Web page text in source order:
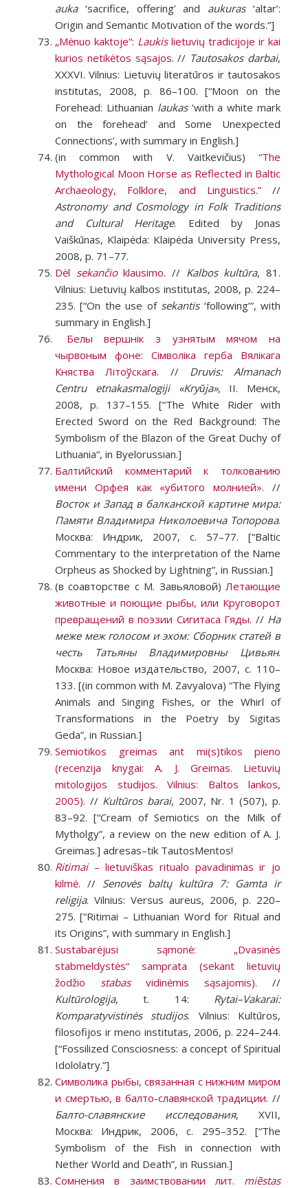
auka‘sacrifice, offering’ and aukuras‘altar’:
Origin and Semantic Motivation of the words.“]
„Mėnuo kaktoje“: Laukislietuvių tradicijoje ir kai
kurios netikėtos sąsajos. // Tautosakos darbai,
XXXVI. Vilnius: Lietuvių literatūros ir tautosakos
institutas, 2008, p. 86–100. [“Moon on the
Forehead: Lithuanian laukas‘with a white mark
on the forehead’ and Some Unexpected
Connections’, with summary in English.]
(in common with V. Vaitkevičius) “The
Mythological Moon Horse as Reflected in Baltic
Archaeology, Folklore, and Linguistics.”//
Astronomy and Cosmology in Folk Traditions
and Cultural Heritage. Edited by Jonas
Vaiškūnas, Klaipėda: Klaipėda University Press,
2008, p. 71–77.
Dėl sekančioklausimo. // Kalbos kultūra, 81.
Vilnius: Lietuvių kalbos institutas, 2008, p. 224–
235. [“On the use of sekantis‘following’”, with
summary in English.]
Белы вершнiк з узнятым мячом на
чырвоным фоне: Сiмволiка герба Вялiкага
Княства Лiтоўскага. // Druvis: Almanach
Centru etnakasmalogiji «Kryǔja», II. Менск,
2008, p. 137–155. [“The White Rider with
Erected Sword on the Red Background: The
Symbolism of the Blazon of the Great Duchy of
Lithuania“, in Byelorussian.]
Балтийский комментарий к толкованию
имени Орфея как «убитого молнией». //
Восток и Запад в балканской картине мира:
Памяти Владимира Николоевича Топорова.
Москва: Индрик, 2007, с. 57–77. [“Baltic
Commentary to the interpretation of the Name
Orpheus as Shocked by Lightning”, in Russian.]
(в соавторстве с М. Завьяловой) Летающие
животные и поющие рыбы, или Круговорот
превращений в поэзии Сигитаса Гяды. // На
меже меж голосом и эхом: Сборник статей в
честь Татьяны Владимировны Цивьян.
Москва: Новое издательство, 2007, с. 110–
133. [(in common with M. Zavyalova) “The Flying
Animals and Singing Fishes, or the Whirl of
Transformations in the Poetry by Sigitas
Geda”, in Russian.]
Semiotikos greimas ant mi(s)tikos pieno
(recenzija knygai: A. J. Greimas. Lietuvių
mitologijos studijos. Vilnius: Baltos lankos,
2005). // Kultūros barai, 2007, Nr. 1 (507), p.
83–92. [“Cream of Semiotics on the Milk of
Mytholgy”, a review on the new edition of A. J.
Greimas.] adresas–tik TautosMentos!
Ritimai– lietuviškas ritualo pavadinimas ir jo
kilmė. // Senovės baltų kultūra 7: Gamta ir
religija. Vilnius: Versus aureus, 2006, p. 220–
275. [“Ritimai – Lithuanian Word for Ritual and
its Origins”, with summary in English.]
Sustabarėjusi sąmonė: „Dvasinės
stabmeldystės“ samprata (sekant lietuvių
žodžio stabasvidinėmis sąsajomis). //
Kultūrologija, t. 14: Rytai–Vakarai:
Komparatyvistinės studijos. Vilnius: Kultūros,
filosofijos ir meno institutas, 2006, p. 224–244.
[“Fossilized Consciosness: a concept of Spiritual
Idololatry.”]
Символика рыбы, связанная с нижним миром
и смертью, в балто-славянской традиции. //
Балто-славянские исследования, XVII,
Москва: Индрик, 2006, с. 295–352. [“The
Symbolism of the Fish in connection with
Nether World and Death”, in Russian.]
Сомнения в заимствовании лит. miẽstas